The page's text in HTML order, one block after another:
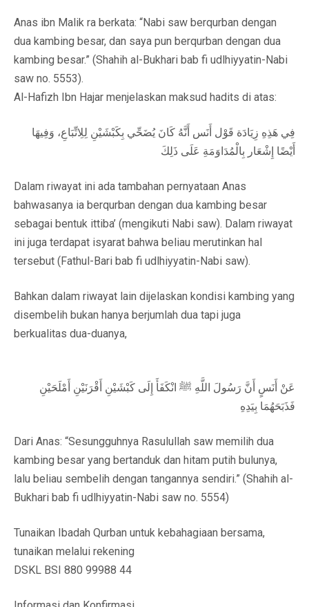
Anas ibn Malik ra berkata: “Nabi saw berqurban dengan
dua kambing besar, dan saya pun berqurban dengan dua
kambing besar.” (Shahih al-Bukhari bab fi udlhiyyatin-Nabi
saw no. 5553).
Al-Hafizh Ibn Hajar menjelaskan maksud hadits di atas:
فِي هَذِهِ زِيَادَة قَوْل أَنَس أَنَّهُ كَانَ يُضَحِّي بِكَبْشَيْنِ لِلِاتِّبَاعِ، وَفِيهَا
أَيْضًا إِشْعَار بِالْمُدَاوَمَةِ عَلَى ذَلِكَ
Dalam riwayat ini ada tambahan pernyataan Anas
bahwasanya ia berqurban dengan dua kambing besar
sebagai bentuk ittiba’ (mengikuti Nabi saw). Dalam riwayat
ini juga terdapat isyarat bahwa beliau merutinkan hal
tersebut (Fathul-Bari bab fi udlhiyyatin-Nabi saw).
Bahkan dalam riwayat lain dijelaskan kondisi kambing yang
disembelih bukan hanya berjumlah dua tapi juga
berkualitas dua-duanya,
عَنْ أَنَسٍ أَنَّ رَسُولَ اللَّهِ ﷺ انْكَفَأَ إِلَى كَبْشَيْنِ أَقْرَنَيْنِ أَمْلَحَيْنِ
فَذَبَحَهُمَا بِيَدِهِ
Dari Anas: “Sesungguhnya Rasulullah saw memilih dua
kambing besar yang bertanduk dan hitam putih bulunya,
lalu beliau sembelih dengan tangannya sendiri.” (Shahih al-
Bukhari bab fi udlhiyyatin-Nabi saw no. 5554)
Tunaikan Ibadah Qurban untuk kebahagiaan bersama,
tunaikan melalui rekening
DSKL BSI 880 99988 44